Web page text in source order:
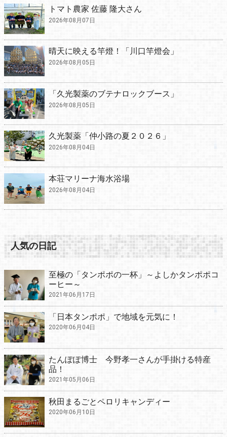
トマト農家 佐藤 隆大さん
2026年08月07日
晴天に映える竿燈！「川口竿燈会」
2026年08月05日
「久光製薬のブテナロックブース」
2026年08月05日
久光製薬「仲小路の夏２０２６」
2026年08月04日
本荘マリーナ海水浴場
2026年08月04日
人気の日記
至極の「タンポポの一杯」～よしかタンポポコ
ーヒー～
2021年06月17日
「日本タンポポ」で地域を元気に！
2020年06月04日
たんぽぽ博士 今野孝一さんが手掛ける特産
品！
2021年05月06日
秋田まるごとペロリキャンディー
2020年06月10日